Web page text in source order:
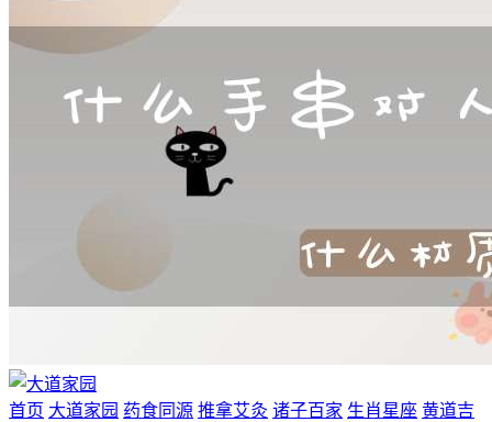
首页 大道家园 药食同源 推拿艾灸 诸子百家 生肖星座 黄道吉